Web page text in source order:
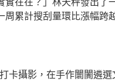
累計搜刮量環比漲幅跨
攝影，在手作闤闠遴